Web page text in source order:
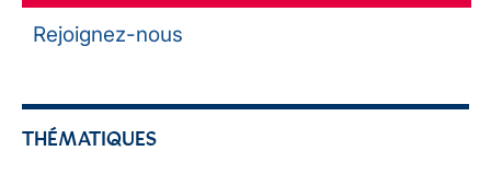
Rejoignez-nous
THÉMATIQUES